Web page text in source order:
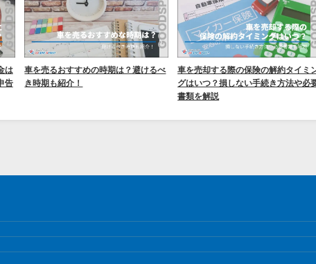
は
告
車を売るおすすめの時期は？避けるべ
き時期も紹介！
車を売却する際の保険の解約タイミ
グはいつ？損しない手続き方法や必
書類を解説